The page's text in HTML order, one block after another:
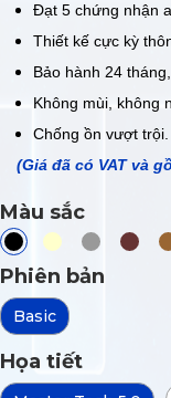
Đạt 5 chứng nhận
Thiết kế cực kỳ
Bảo hành 24
Không mùi, không
Chống ồn vượt trội.
(Giá đã có VAT và
Màu sắc
Phiên bản
Basic
Họa tiết